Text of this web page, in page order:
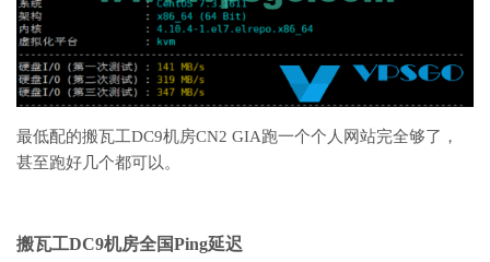
最低配的搬瓦工DC9机房CN2 GIA跑一个个人网站完全够了，
甚至跑好几个都可以。
搬瓦工DC9机房全国Ping延迟